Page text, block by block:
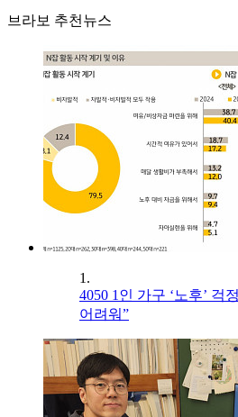
브라보 추천뉴스
1.
4050 1인 가구 ‘노후’ 걱
어려워”